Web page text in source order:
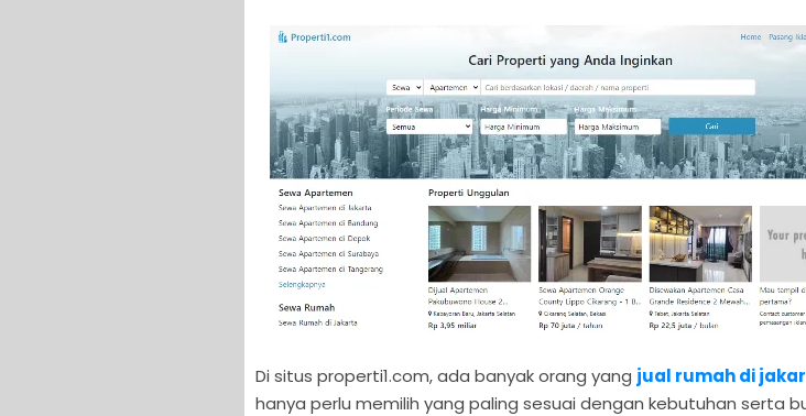
Di situs properti1.com, ada banyak orang yang jual rumah di
hanya perlu memilih yang paling sesuai dengan kebutuhan serta